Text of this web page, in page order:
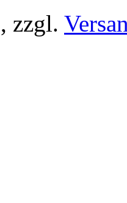
, zzgl.